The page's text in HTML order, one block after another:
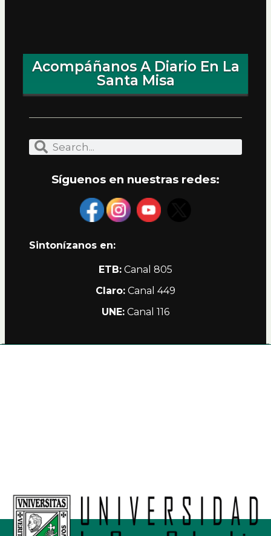
Acompáñanos A Diario En La
Santa Misa
Síguenos en nuestras redes:
Sintonízanos en:
ETB: Canal 805
Claro: Canal 449
UNE: Canal 116